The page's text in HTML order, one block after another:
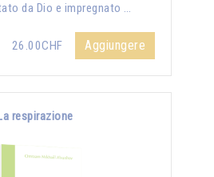
da Dio e impregnato …
26.00CHF Aggiungere
respirazione